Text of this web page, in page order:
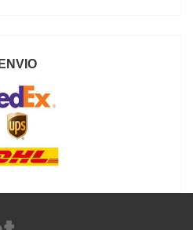
ENVIO